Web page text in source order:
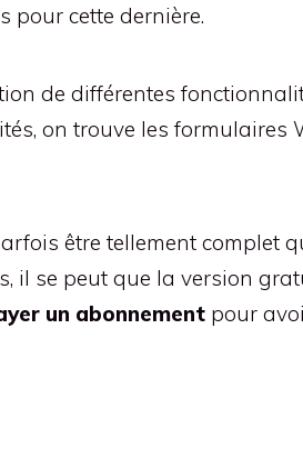
pour cette dernière.
de différentes
on trouve les formulaires
être tellement complet
il se peut que la version
un abonnement pour